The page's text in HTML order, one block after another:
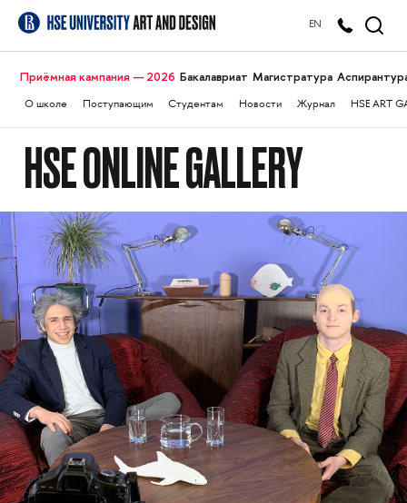
EN
Приёмная кампания — 2026 Бакалавриат Магистратура
О школе Поступающим Студентам Новости Журнал HSE ART
HSE ONLINE GALLERY